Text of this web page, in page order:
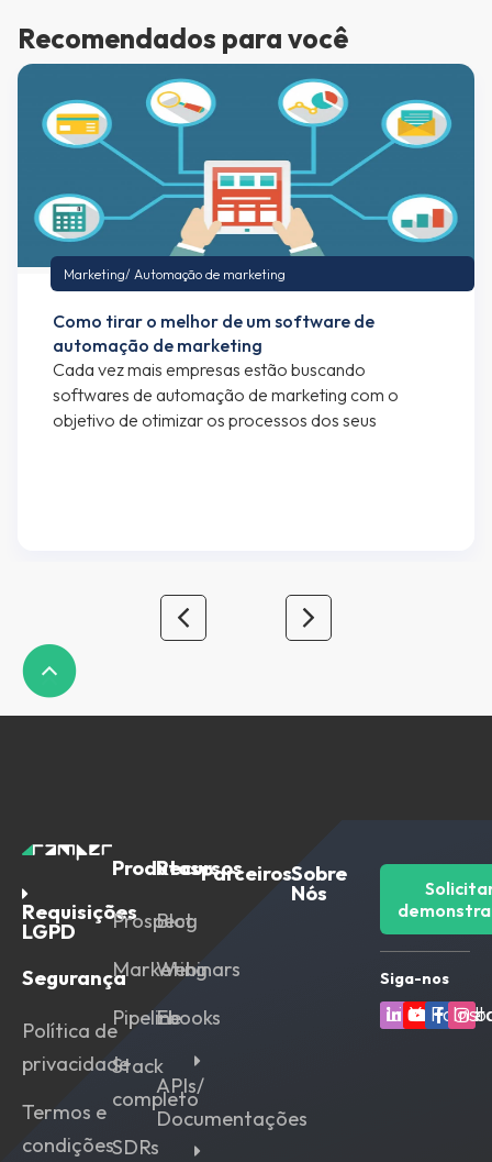
Recomendados para você
Marketing/ Automação de marketing
Como tirar o melhor de um software de
automação de marketing
Cada vez mais empresas estão buscando
softwares de automação de marketing com o
objetivo de otimizar os processos dos seus
Requisições
LGPD
Segurança
Política de
privacidade
Termos e
condições
Produtos
Prospect
Marketing
Pipeline
Stack
completo
SDRs
Recursos
Blog
Webinars
Ebooks
APIs/
Documentações
ParceirosSobre
Nós
Siga-nos
Linkedin
Youtube